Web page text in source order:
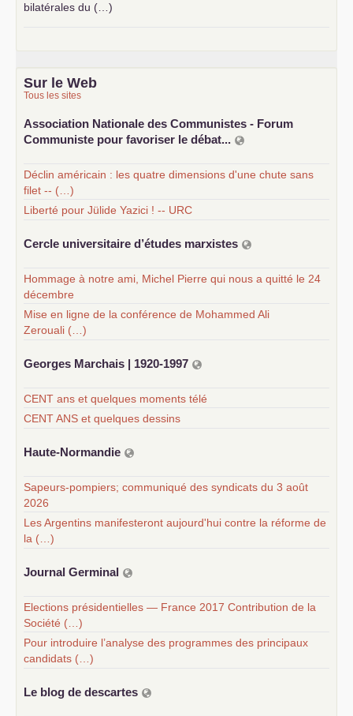
bilatérales du (…)
Sur le Web
Tous les sites
Association Nationale des Communistes - Forum
Communiste pour favoriser le débat...
Déclin américain : les quatre dimensions d'une chute sans
filet -- (…)
Liberté pour Jülide Yazici ! -- URC
Cercle universitaire d’études marxistes
Hommage à notre ami, Michel Pierre qui nous a quitté le 24
décembre
Mise en ligne de la conférence de Mohammed Ali
Zerouali (…)
Georges Marchais | 1920-1997
CENT ans et quelques moments télé
CENT ANS et quelques dessins
Haute-Normandie
Sapeurs-pompiers; communiqué des syndicats du 3 août
2026
Les Argentins manifesteront aujourd'hui contre la réforme de
la (…)
Journal Germinal
Elections présidentielles — France 2017 Contribution de la
Société (…)
Pour introduire l’analyse des programmes des principaux
candidats (…)
Le blog de descartes